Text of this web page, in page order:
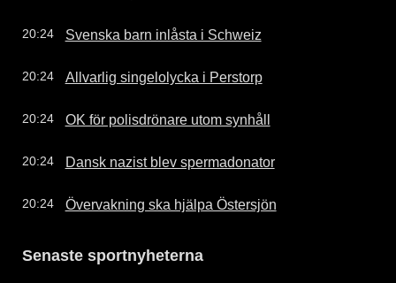
20:24 Svenska barn inlåsta i Schweiz
20:24 Allvarlig singelolycka i Perstorp
20:24 OK för polisdrönare utom synhåll
20:24 Dansk nazist blev spermadonator
20:24 Övervakning ska hjälpa Östersjön
Senaste sportnyheterna